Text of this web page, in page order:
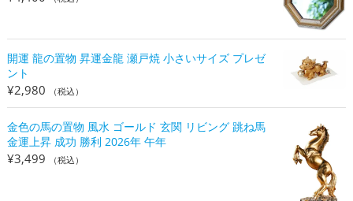
開運 龍の置物 昇運金龍 瀬戸焼 小さいサイズ プレゼ
ント
¥2,980 （税込）
金色の馬の置物 風水 ゴールド 玄関 リビング 跳ね馬
金運上昇 成功 勝利 2026年 午年
¥3,499 （税込）